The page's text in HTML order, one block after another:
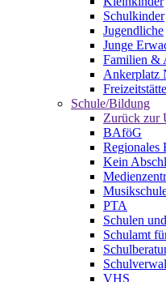
Schulkinder
Jugendliche
Junge
Familien &
Ankerplatz
Schule/Bildung
Zurück zur
BAföG
Regionales
Kein
PTA
Schulen
Schulamt
VHS